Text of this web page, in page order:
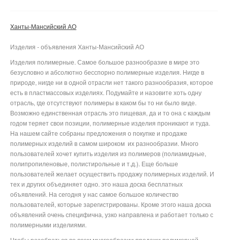
Ханты-Мансийский АО
Изделия - объявления Ханты-Мансийский АО
Изделия полимерные. Самое большое разнообразие в мире это
безусловно и абсолютно бесспорно полимерные изделия. Нигде в
природе, нигде ни в одной отрасли нет такого разнообразия, которое
есть в пластмассовых изделиях. Подумайте и назовите хоть одну
отрасль, где отсутствуют полимеры в каком бы то ни было виде.
Возможно единственная отрасль это пищевая, да и то она с каждым
годом теряет свои позиции, полимерные изделия проникают и туда.
На нашем сайте собраны предложения о покупке и продаже
полимерных изделий в самом широком их разнообразии. Много
пользователей хочет купить изделия из полимеров (полиамидные,
полипропиленовые, полистирольные и т.д.). Еще больше
пользователей желает осуществить продажу полимерных изделий. И
тех и других объединяет одно. это наша доска бесплатных
объявлений. На сегодня у нас самое большое количество
пользователей, которые зарегистрированы. Кроме этого наша доска
объявлений очень специфична, узко направлена и работает только с
полимерными изделиями.